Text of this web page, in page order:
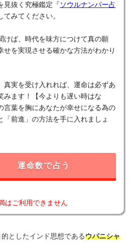
見抜く究極鑑定『 ソウルナンバー占
てみてください。
けば、時代を味方につけて真の願
せを実現させる確かな方法がわかり
真実を受け入れれば、運命は必ずあ
みます！【今よりも遅い時はな
言葉を胸にあなたが幸せになる為の
「前進」の方法を手に入れましょ
運命数で占う
はご利用できません
としたインド思想であるウパニシャ